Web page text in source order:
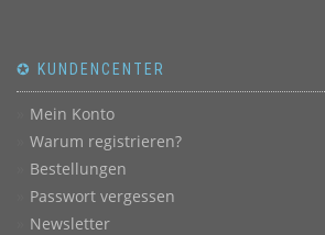
✪ KUNDENCENTER
Mein Konto
Warum registrieren?
Bestellungen
Passwort vergessen
Newsletter